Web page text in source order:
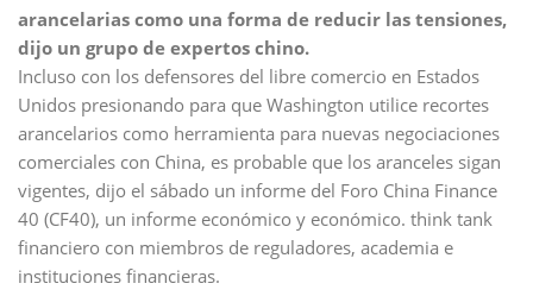
arancelarias como una forma de reducir las tensiones,
dijo un grupo de expertos chino.
Incluso con los defensores del libre comercio en Estados
Unidos presionando para que Washington utilice recortes
arancelarios como herramienta para nuevas negociaciones
comerciales con China, es probable que los aranceles sigan
vigentes, dijo el sábado un informe del Foro China Finance
40 (CF40), un informe económico y económico. think tank
financiero con miembros de reguladores, academia e
instituciones financieras.